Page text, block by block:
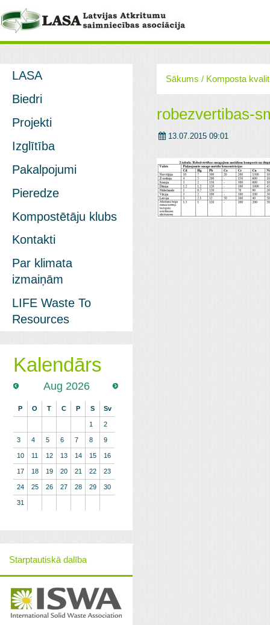
Sākums / Komposta
robezvertibas-
13.07.2015 09:01
LASA
Biedri
Projekti
Izglītība
Pakalpojumi
Pieredze
Kompostētāju klubs
Kontakti
Par klimata
izmaiņām
LIFE Waste To
Resources
Kalendārs
Aug 2026
P O T C P S Sv
1 2
3 4 5 6 7 8 9
10 11 12 13 14 15 16
17 18 19 20 21 22 23
24 25 26 27 28 29 30
31
Starptautiskā dalība